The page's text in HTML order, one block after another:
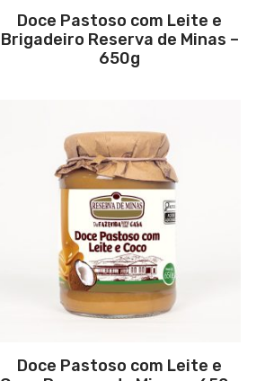
Doce Pastoso com Leite e
Brigadeiro Reserva de Minas –
650g
Doce Pastoso com Leite e